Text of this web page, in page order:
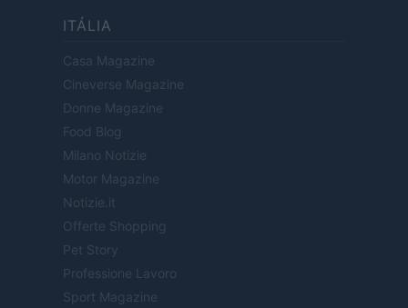
ITÁLIA
Casa Magazine
Cineverse Magazine
Donne Magazine
Food Blog
Milano Notizie
Motor Magazine
Notizie.it
Offerte Shopping
Pet Story
Professione Lavoro
Sport Magazine